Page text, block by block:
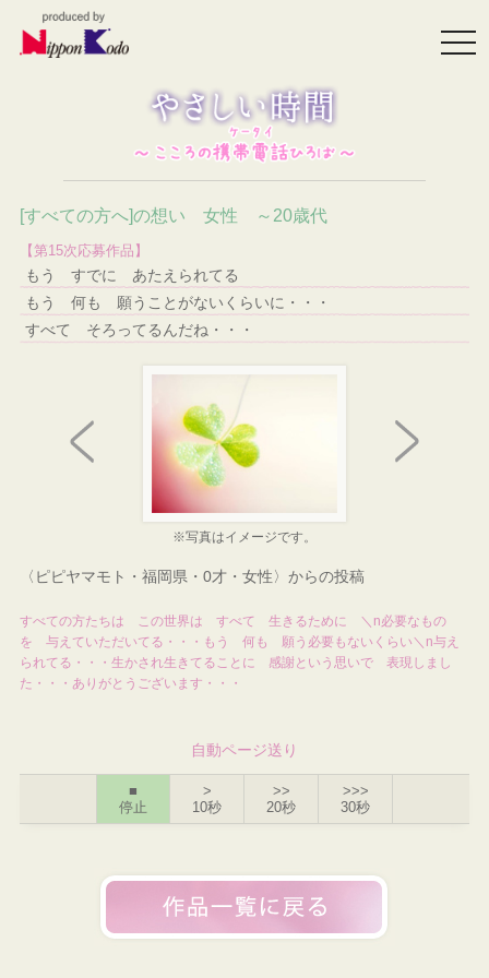
[すべての方へ]の想い 女性 ～20歳代
【第15次応募作品】
もう すでに あたえられてる
もう 何も 願うことがないくらいに・・・
すべて そろってるんだね・・・
※写真はイメージです。
〈ピピヤマモト・福岡県・0才・女性〉からの投稿
すべての方たちは この世界は すべて 生きるために ＼n必要なもの
を 与えていただいてる・・・もう 何も 願う必要もないくらい＼n与え
られてる・・・生かされ生きてることに 感謝という思いで 表現しまし
た・・・ありがとうございます・・・
自動ページ送り
■
停止
>
10秒
>>
20秒
>>>
30秒